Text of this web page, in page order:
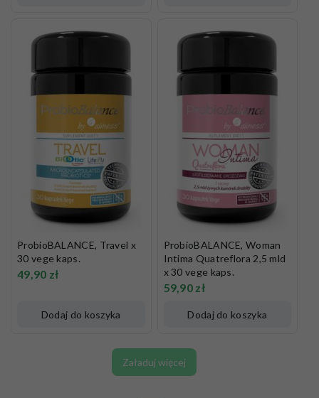
ProbioBALANCE, Travel x
30 vege kaps.
49,90 zł
Dodaj do koszyka
ProbioBALANCE, Woman
Intima Quatreflora 2,5 mld
x 30 vege kaps.
59,90 zł
Dodaj do koszyka
Załaduj więcej